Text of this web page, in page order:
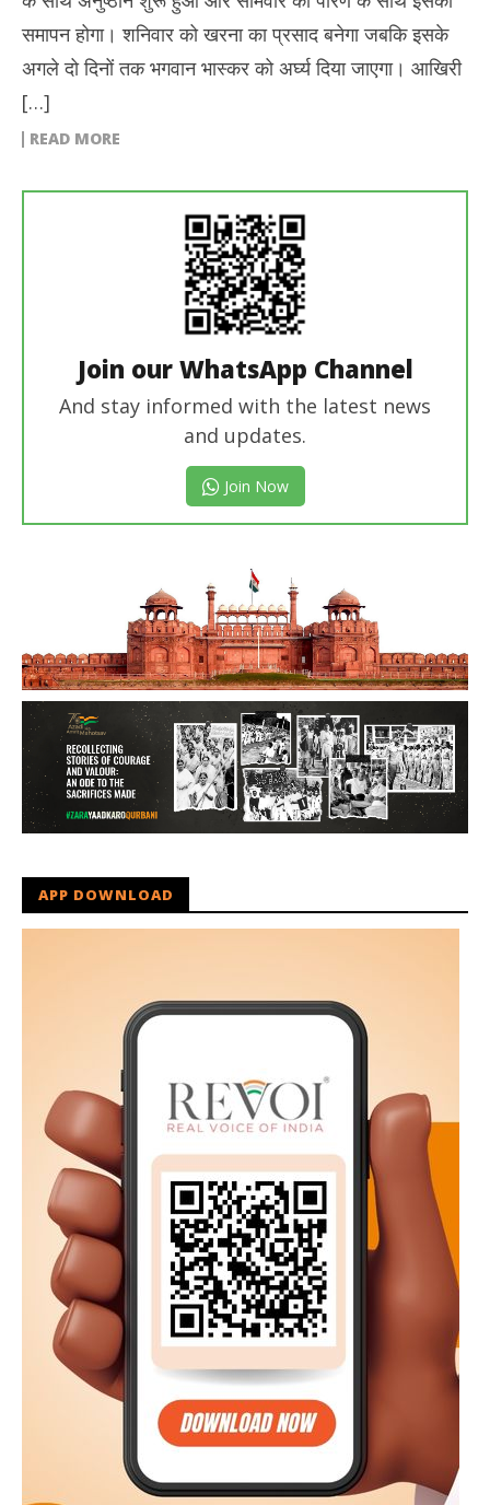
समापन होगा। शनिवार को खरना का प्रसाद बनेगा जबकि इसके
अगले दो दिनों तक भगवान भास्कर को अर्घ्य दिया जाएगा। आखिरी
[…]
READ MORE
Join our WhatsApp Channel
And stay informed with the latest news
and updates.
Join Now
APP DOWNLOAD